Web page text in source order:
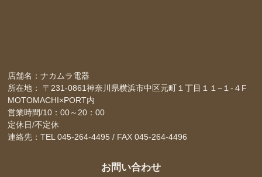
店舗名：ナカムラ電器
所在地： 〒231-0861神奈川県横浜市中区元町１丁目１１−１-４F
MOTOMACHI×PORT内
営業時間/10：00～20：00
定休日/不定休
連絡先：TEL 045-264-4495 / FAX 045-264-4496
お問い合わせ